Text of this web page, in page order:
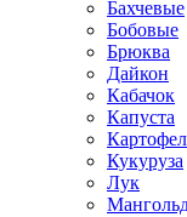
Бахчевые
Бобовые
Брюква
Дайкон
Кабачок
Капуста
Кукуруза
Лук